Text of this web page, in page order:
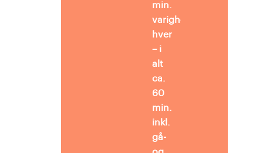
min.
varighed
hver
– i
alt
ca.
60
min.
inkl.
gå-